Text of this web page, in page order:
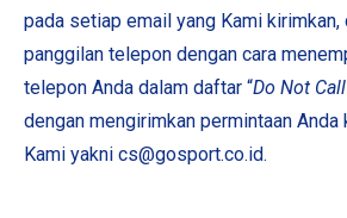
pada setiap email yang Kami kirimkan,
panggilan telepon dengan cara
telepon Anda dalam daftar “Do Not Call
dengan mengirimkan permintaan Anda
Kami yakni cs@gosport.co.id.